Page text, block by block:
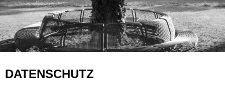
DATENSCHUTZ